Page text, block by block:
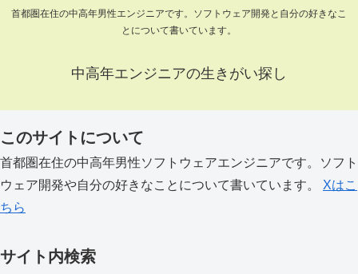
首都圏在住の中高年男性エンジニアです。ソフトウェア開発と自分の好きなこ
とについて書いています。
中高年エンジニアの生きがい探し
このサイトについて
首都圏在住の中高年男性ソフトウェアエンジニアです。ソフト
ウェア開発や自分の好きなことについて書いています。 Xはこ
ちら
サイト内検索